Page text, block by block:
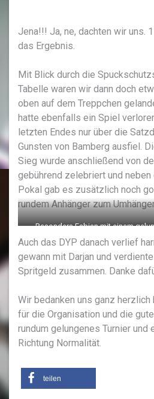
Jena!!! Ja, ne, dachten wir uns.
das Ergebnis.
Mit Blick durch die
Tabelle waren wir dann doch
oben auf dem Treppchen
hatte ebenfalls ein Spiel
letzten Endes nur über die
Gunsten von Bamberg ausfiel.
Sieg wurde anschließend von
gebührend zelebriert und
Pokal gab es zusätzlich noch
rundem Anhänger zum
Besonders Fabian mit einem
Auch das DYP danach verlief
gewann mit Darjan und
Spritgeld zusammen. Danke
Wir bedanken uns ganz herzlich
für die Organisation und die
rundum gelungenes Turnier und
Richtung Normalität.
teilen